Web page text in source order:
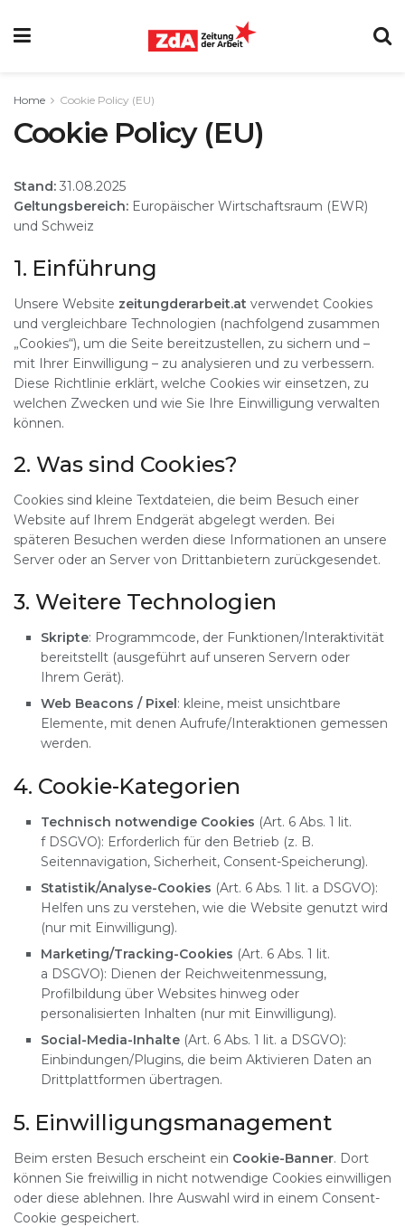
Home Cookie Policy (EU)
Cookie Policy (EU)
Stand: 31.08.2025
Geltungsbereich: Europäischer Wirtschaftsraum (EWR)
und Schweiz
1. Einführung
Unsere Website zeitungderarbeit​.at verwendet Cookies
und vergleichbare Technologien (nachfolgend zusammen
„Cookies“), um die Seite bereitzustellen, zu sichern und –
mit Ihrer Einwilligung – zu analysieren und zu verbessern.
Diese Richtlinie erklärt, welche Cookies wir einsetzen, zu
welchen Zwecken und wie Sie Ihre Einwilligung verwalten
können.
2. Was sind Cookies?
Cookies sind kleine Textdateien, die beim Besuch einer
Website auf Ihrem Endgerät abgelegt werden. Bei
späteren Besuchen werden diese Informationen an unsere
Server oder an Server von Drittanbietern zurückgesendet.
3. Weitere Technologien
Skripte: Programmcode, der Funktionen/Interaktivität
bereitstellt (ausgeführt auf unseren Servern oder
Ihrem Gerät).
Web Beacons / Pixel: kleine, meist unsichtbare
Elemente, mit denen Aufrufe/Interaktionen gemessen
werden.
4. Cookie-Kategorien
Technisch notwendige Cookies (Art. 6 Abs. 1 lit.
f DSGVO): Erforderlich für den Betrieb (z. B.
Seitennavigation, Sicherheit, Consent-Speicherung).
Statistik/Analyse-Cookies (Art. 6 Abs. 1 lit. a DSGVO):
Helfen uns zu verstehen, wie die Website genutzt wird
(nur mit Einwilligung).
Marketing/Tracking-Cookies (Art. 6 Abs. 1 lit.
a DSGVO): Dienen der Reichweitenmessung,
Profilbildung über Websites hinweg oder
personalisierten Inhalten (nur mit Einwilligung).
Social-Media-Inhalte (Art. 6 Abs. 1 lit. a DSGVO):
Einbindungen/Plugins, die beim Aktivieren Daten an
Drittplattformen übertragen.
5. Einwilligungsmanagement
Beim ersten Besuch erscheint ein Cookie-Banner. Dort
können Sie freiwillig in nicht notwendige Cookies einwilligen
oder diese ablehnen. Ihre Auswahl wird in einem Consent-
Cookie gespeichert.